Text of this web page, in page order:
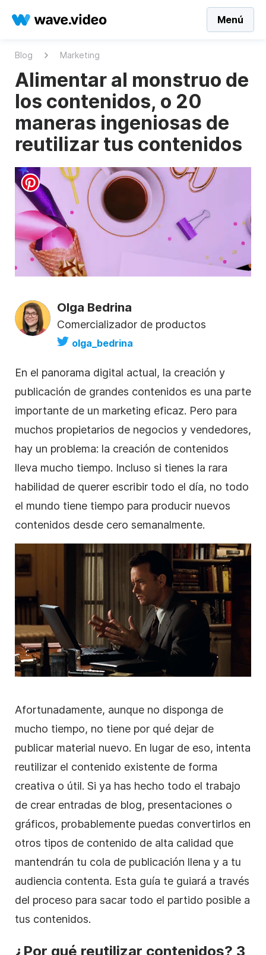
Menú
Blog Marketing
Alimentar al monstruo de
los contenidos, o 20
maneras ingeniosas de
reutilizar tus contenidos
Olga Bedrina
Comercializador de productos
olga_bedrina
En el panorama digital actual, la creación y
publicación de grandes contenidos es una parte
importante de un marketing eficaz. Pero para
muchos propietarios de negocios y vendedores,
hay un problema: la creación de contenidos
lleva mucho tiempo. Incluso si tienes la rara
habilidad de querer escribir todo el día, no todo
el mundo tiene tiempo para producir nuevos
contenidos desde cero semanalmente.
Afortunadamente, aunque no disponga de
mucho tiempo, no tiene por qué dejar de
publicar material nuevo. En lugar de eso, intenta
reutilizar el contenido existente de forma
creativa o útil. Si ya has hecho todo el trabajo
de crear entradas de blog, presentaciones o
gráficos, probablemente puedas convertirlos en
otros tipos de contenido de alta calidad que
mantendrán tu cola de publicación llena y a tu
audiencia contenta. Esta guía te guiará a través
del proceso para sacar todo el partido posible a
tus contenidos.
¿Por qué reutilizar contenidos? 3